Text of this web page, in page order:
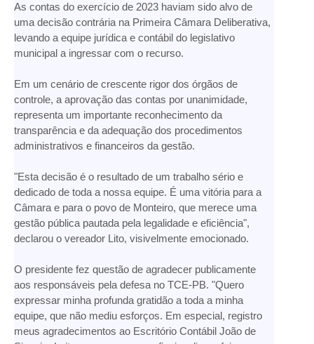
As contas do exercício de 2023 haviam sido alvo de
uma decisão contrária na Primeira Câmara Deliberativa,
levando a equipe jurídica e contábil do legislativo
municipal a ingressar com o recurso.
Em um cenário de crescente rigor dos órgãos de
controle, a aprovação das contas por unanimidade,
representa um importante reconhecimento da
transparência e da adequação dos procedimentos
administrativos e financeiros da gestão.
"Esta decisão é o resultado de um trabalho sério e
dedicado de toda a nossa equipe. É uma vitória para a
Câmara e para o povo de Monteiro, que merece uma
gestão pública pautada pela legalidade e eficiência",
declarou o vereador Lito, visivelmente emocionado.
O presidente fez questão de agradecer publicamente
aos responsáveis pela defesa no TCE-PB. "Quero
expressar minha profunda gratidão a toda a minha
equipe, que não mediu esforços. Em especial, registro
meus agradecimentos ao Escritório Contábil João de